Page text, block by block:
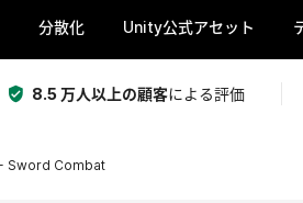
分散化 Unity公式アセット
8.5 万人以上の顧客による評価
Sword Combat